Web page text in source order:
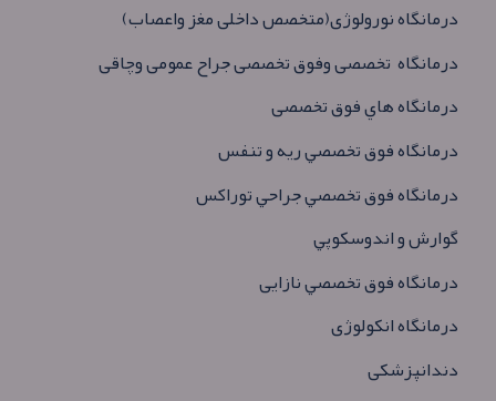
درمانگاه نورولوژی(متخصص داخلی مغز واعصاب)
درمانگاه تخصصی وفوق تخصصی جراح عمومی وچاقی
درمانگاه هاي فوق تخصصی
درمانگاه فوق تخصصي ريه و تنفس
درمانگاه فوق تخصصي جراحي توراكس
گوارش و اندوسكوپي
درمانگاه فوق تخصصي نازايی
درمانگاه انکولوژی
دندانپزشکی